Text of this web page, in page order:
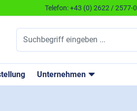
Telefon:+43 (0) 2622 / 2577-0
Unternehmen